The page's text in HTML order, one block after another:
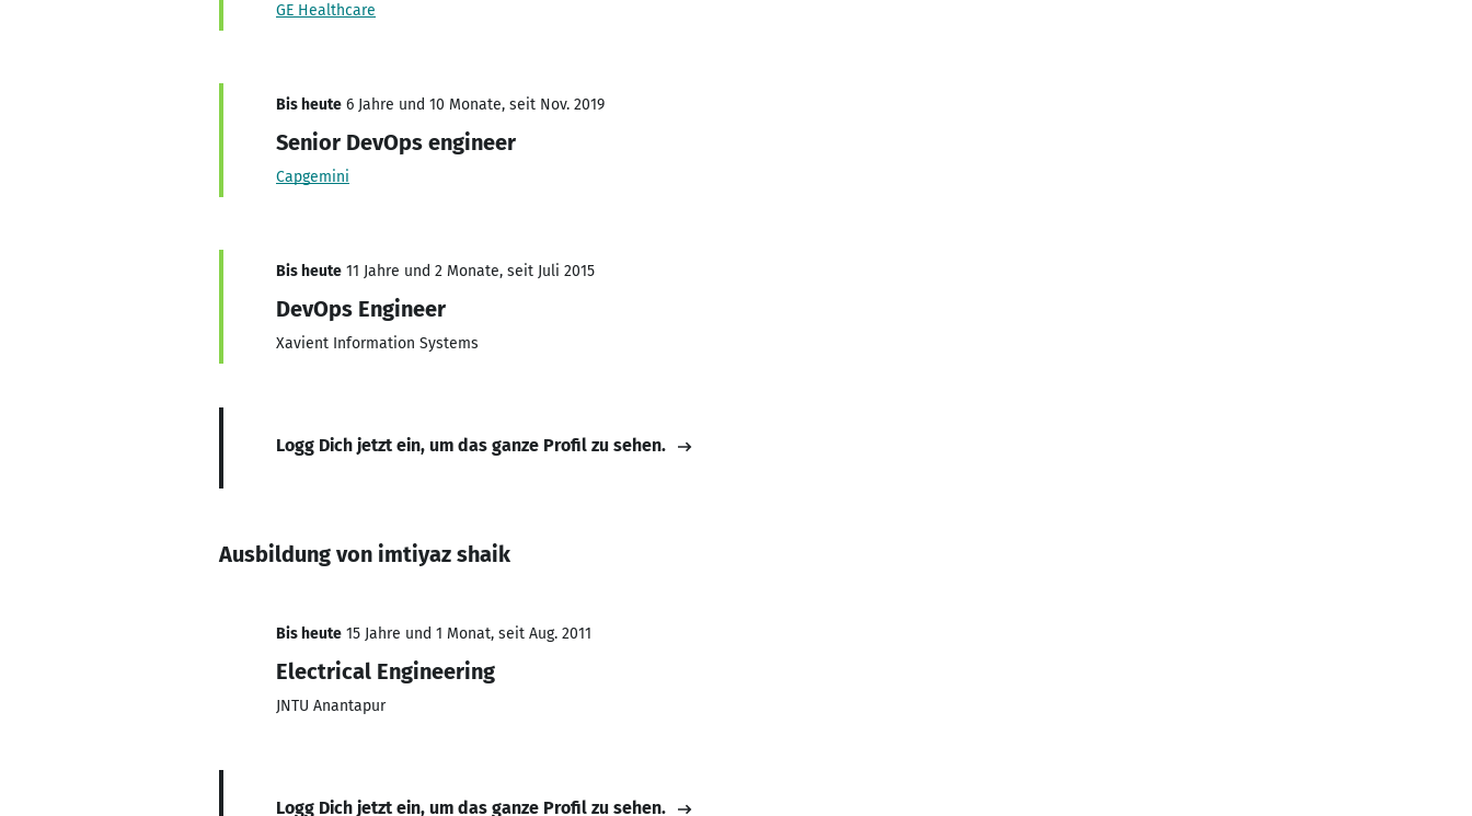
GE Healthcare
Bis heute 6 Jahre und 10 Monate, seit Nov. 2019
Senior DevOps engineer
Capgemini
Bis heute 11 Jahre und 2 Monate, seit Juli 2015
DevOps Engineer
Xavient Information Systems
Logg Dich jetzt ein, um das ganze Profil zu sehen.
Ausbildung von imtiyaz shaik
Bis heute 15 Jahre und 1 Monat, seit Aug. 2011
Electrical Engineering
JNTU Anantapur
Logg Dich jetzt ein, um das ganze Profil zu sehen.